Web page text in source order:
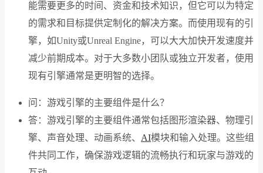
能需要更多的时间、资金和技术知识，但它可以为特定
的需求和目标提供定制化的解决方案。而使用现有的引
擎，如Unity或Unreal Engine，可以大大加快开发速度并
减少前期成本。对于大多数小团队或独立开发者，使用
现有引擎通常是更明智的选择。
问：游戏引擎的主要组件是什么？
答：游戏引擎的主要组件通常包括图形渲染器、物理引
擎、声音处理、动画系统、 AI模块和输入处理。这些组
件共同工作，确保游戏逻辑的流畅执行和玩家与游戏的